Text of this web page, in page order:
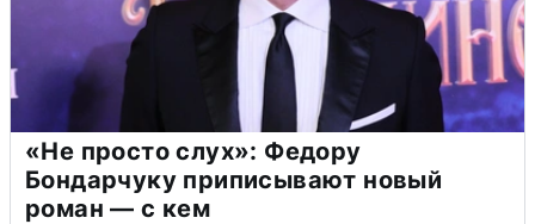
«Не просто слух»: Федору
Бондарчуку приписывают новый
роман — с кем